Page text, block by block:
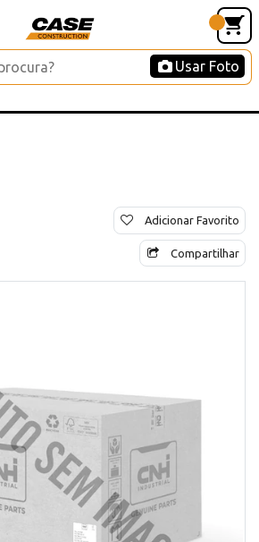
Usar Foto
Adicionar Favorito
Compartilhar